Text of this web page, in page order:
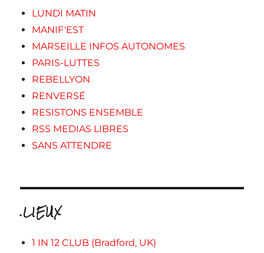
LUNDI MATIN
MANIF'EST
MARSEILLE INFOS AUTONOMES
PARIS-LUTTES
REBELLYON
RENVERSÉ
RESISTONS ENSEMBLE
RSS MEDIAS LIBRES
SANS ATTENDRE
.LIEUX
1 IN 12 CLUB (Bradford, UK)